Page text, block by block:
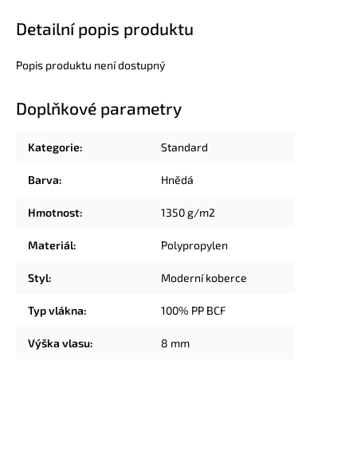
Detailní popis produktu
Popis produktu není dostupný
Doplňkové parametry
Kategorie: Standard
Barva: Hnědá
Hmotnost: 1350 g/m2
Materiál: Polypropylen
Styl: Moderní koberce
Typ vlákna: 100% PP BCF
Výška vlasu: 8 mm